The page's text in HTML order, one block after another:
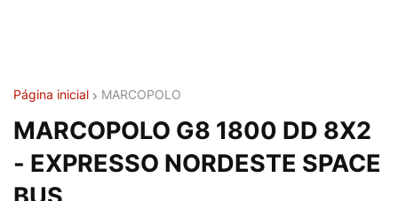
Página inicial MARCOPOLO
MARCOPOLO G8 1800 DD 8X2
- EXPRESSO NORDESTE SPACE